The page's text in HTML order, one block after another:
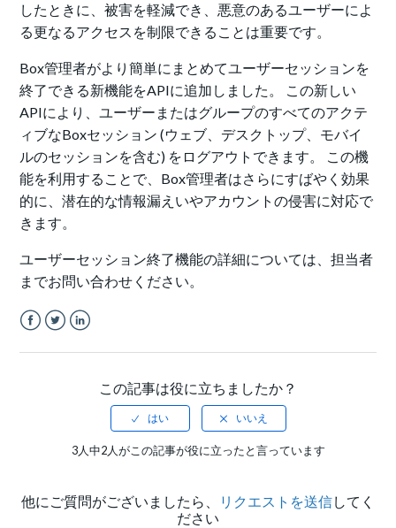
したときに、被害を軽減でき、悪意のあるユーザーによ
る更なるアクセスを制限できることは重要です。
Box管理者がより簡単にまとめてユーザーセッションを
終了できる新機能をAPIに追加しました。 この新しい
APIにより、ユーザーまたはグループのすべてのアクテ
ィブなBoxセッション (ウェブ、デスクトップ、モバイ
ルのセッションを含む) をログアウトできます。 この機
能を利用することで、Box管理者はさらにすばやく効果
的に、潜在的な情報漏えいやアカウントの侵害に対応で
きます。
ユーザーセッション終了機能の詳細については、担当者
までお問い合わせください。
この記事は役に立ちましたか？
3人中2人がこの記事が役に立ったと言っています
他にご質問がございましたら、 リクエストを送信してく
ださい